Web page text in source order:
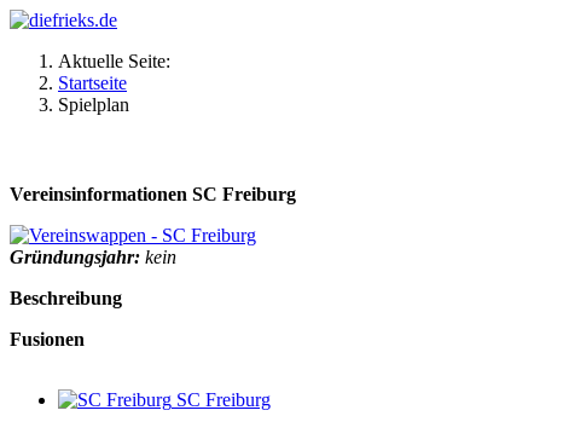
Aktuelle Seite:
Startseite
Spielplan
Vereinsinformationen SC Freiburg
Gründungsjahr: kein
Beschreibung
Fusionen
SC Freiburg